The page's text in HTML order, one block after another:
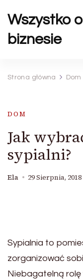
Wszystko
biznesie
Strona główna Dom
DOM
Jak
sypialni?
Ela 29 Sierpnia, 2018
Sypialnia to
zorganizować
Niebagatelną